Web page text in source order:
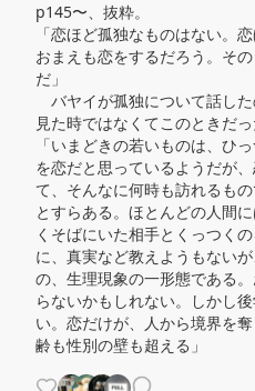
p145〜、抜粋。
「恋ほど孤独なものはない。
おまえも恋をするだろう。そ
だ」
バヤイが孤独について話し
見た時ではなくてこのときだっ
「いまどきの若いものは、ひ
を恋だと思っているようだが
て、そんなに何時も訪れるも
とすらある。ほとんどの人間
くそばにいた相手とくっつく
に、真実など教えようもない
の、生理現象の一形態である
らないかもしれない。しかし
い。恋だけが、人から境界を
齢も性別の壁も超える」